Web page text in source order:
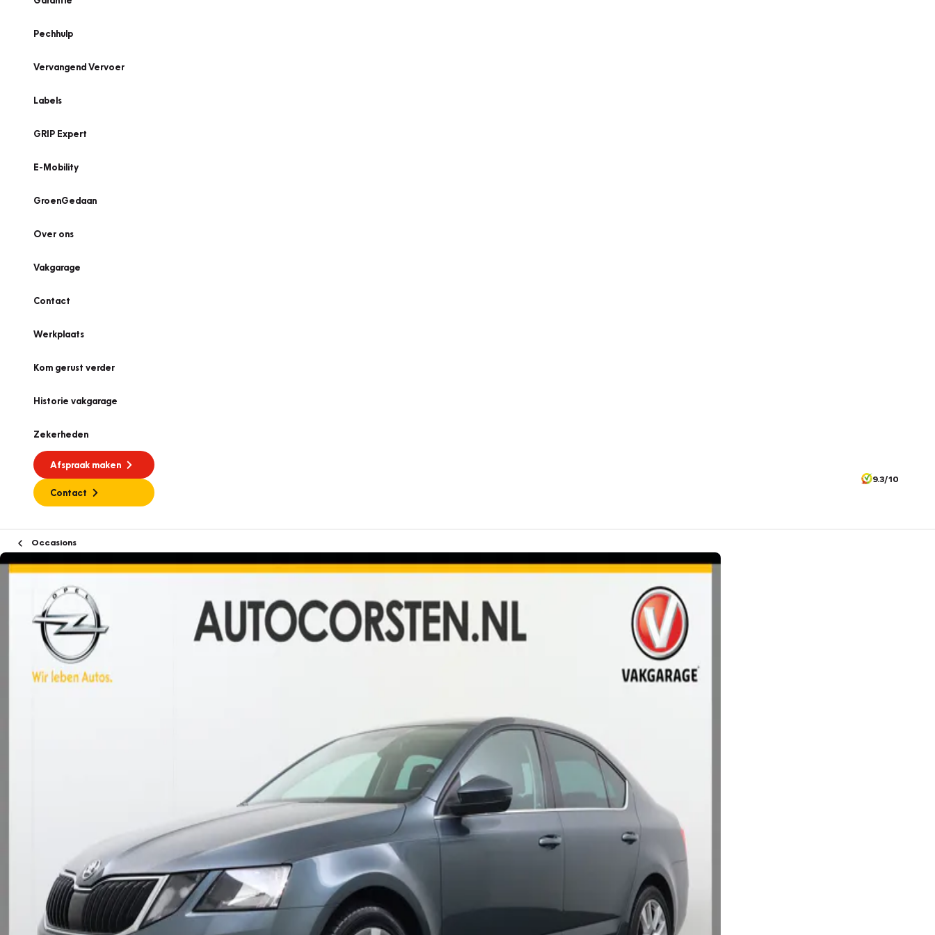
Pechhulp
Vervangend Vervoer
Labels
GRIP Expert
E-Mobility
GroenGedaan
Over ons
Vakgarage
Contact
Werkplaats
Kom gerust verder
Historie vakgarage
Zekerheden
Afspraak maken
Contact
9.3/10
Occasions